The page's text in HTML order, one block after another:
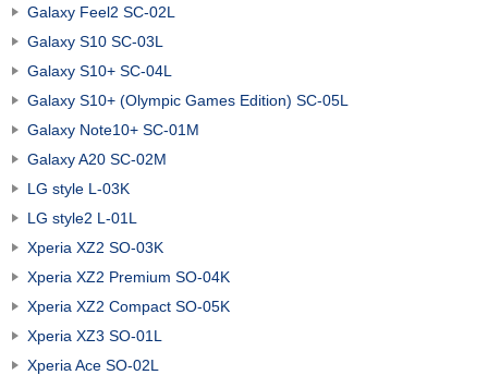
Galaxy Feel2 SC-02L
Galaxy S10 SC-03L
Galaxy S10+ SC-04L
Galaxy S10+ (Olympic Games Edition) SC-05L
Galaxy Note10+ SC-01M
Galaxy A20 SC-02M
LG style L-03K
LG style2 L-01L
Xperia XZ2 SO-03K
Xperia XZ2 Premium SO-04K
Xperia XZ2 Compact SO-05K
Xperia XZ3 SO-01L
Xperia Ace SO-02L